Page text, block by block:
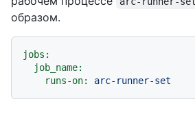
образом.
jobs:
job_name:
runs-on:
arc-runner-set